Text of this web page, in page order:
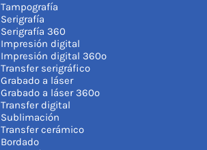
Tampografía
Serigrafía
Serigrafía 360
Impresión digital
Impresión digital 360º
Transfer serigráfico
Grabado a láser
Grabado a láser 360º
Transfer digital
Sublimación
Transfer cerámico
Bordado